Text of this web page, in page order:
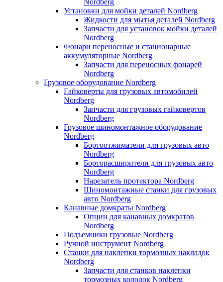
Установки для мойки деталей Nordberg
Жидкости для мытья деталей Nordberg
Запчасти для установок мойки деталей
Nordberg
Фонари переносные и стационарные
аккумуляторные Nordberg
Запчасти для переносных фонарей
Nordberg
Грузовое оборудование Nordberg
Гайковерты для грузовых автомобилей
Nordberg
Запчасти для грузовых гайковертов
Nordberg
Грузовое шиномонтажное оборудование
Nordberg
Бортоотжиматели для грузовых авто
Nordberg
Борторасширители для грузовых авто
Nordberg
Нарезатель протектора Nordberg
Шиномонтажные станки для грузовых
авто Nordberg
Канавные домкраты Nordberg
Опции для канавных домкратов
Nordberg
Подъемники грузовые Nordberg
Ручной инструмент Nordberg
Станки для наклепки тормозных накладок
Nordberg
Запчасти для станков наклепки
тормозных колодок Nordberg